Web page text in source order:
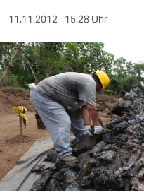
sport
berlin
nord
wahrheit
verlag
verlag
11.11.2012 15:28 Uhr